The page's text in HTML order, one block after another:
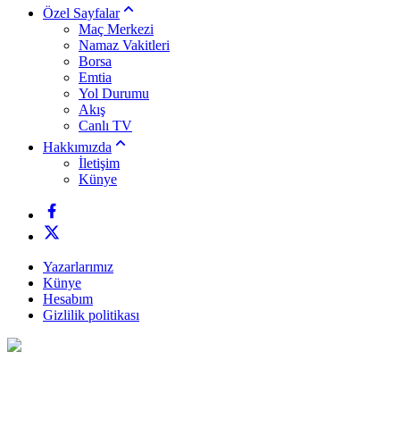
Özel Sayfalar
Maç Merkezi
Namaz Vakitleri
Borsa
Emtia
Yol Durumu
Akış
Canlı TV
Hakkımızda
İletişim
Künye
Yazarlarımız
Künye
Hesabım
Gizlilik politikası